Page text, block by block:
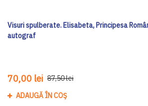
Visuri spulberate. Elisabeta, Principesa
autograf
70,00 lei 87,50 lei
ADAUGĂ ÎN COȘ